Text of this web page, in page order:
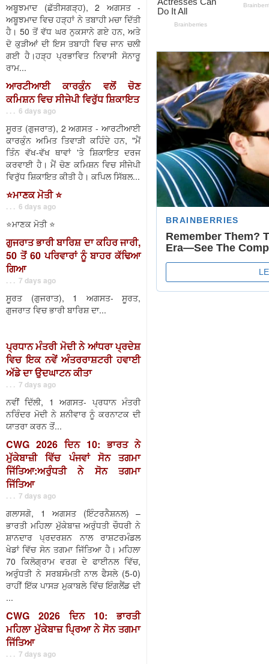
ਅਬੂਝਮਾਦ (ਛੱਤੀਸਗੜ੍ਹ), 2 ਅਗਸਤ -
ਅਬੂਝਮਾਦ ਵਿਚ ਹੜ੍ਹਾਂ ਨੇ ਤਬਾਹੀ ਮਚਾ ਦਿੱਤੀ
ਹੈ। 50 ਤੋਂ ਵੱਧ ਘਰ ਨੁਕਸਾਨੇ ਗਏ ਹਨ, ਅਤੇ
ਦੋ ਕੁੜੀਆਂ ਦੀ ਇਸ ਤਬਾਹੀ ਵਿਚ ਜਾਨ ਚਲੀ
ਗਈ ਹੈ।ਹੜ੍ਹ ਪ੍ਰਭਾਵਿਤ ਨਿਵਾਸੀ ਸੋਨਾਰੂ
ਰਾਮ...
ਆਰਟੀਆਈ ਕਾਰਕੁੰਨ ਵਲੋਂ ਚੋਣ
ਕਮਿਸ਼ਨ ਵਿਚ ਸੀਜੇਪੀ ਵਿਰੁੱਧ ਸ਼ਿਕਾਇਤ
. . . 6 days ago
ਸੂਰਤ (ਗੁਜਰਾਤ), 2 ਅਗਸਤ - ਆਰਟੀਆਈ
ਕਾਰਕੁੰਨ ਅਮਿਤ ਤਿਵਾੜੀ ਕਹਿੰਦੇ ਹਨ, "ਮੈਂ
ਤਿੰਨ ਵੱਖ-ਵੱਖ ਥਾਵਾਂ 'ਤੇ ਸ਼ਿਕਾਇਤ ਦਰਜ
ਕਰਵਾਈ ਹੈ। ਮੈਂ ਚੋਣ ਕਮਿਸ਼ਨ ਵਿਚ ਸੀਜੇਪੀ
ਵਿਰੁੱਧ ਸ਼ਿਕਾਇਤ ਕੀਤੀ ਹੈ। ਕਪਿਲ ਸਿੱਬਲ...
⭐️ਮਾਣਕ ਮੋਤੀ ⭐️
. . . 6 days ago
⭐️ਮਾਣਕ ਮੋਤੀ ⭐️
ਗੁਜਰਾਤ ਭਾਰੀ ਬਾਰਿਸ਼ ਦਾ ਕਹਿਰ ਜਾਰੀ,
50 ਤੋਂ 60 ਪਰਿਵਾਰਾਂ ਨੂੰ ਬਾਹਰ ਕੱਢਿਆ
ਗਿਆ
. . . 7 days ago
ਸੂਰਤ (ਗੁਜਰਾਤ), 1 ਅਗਸਤ- ਸੂਰਤ,
ਗੁਜਰਾਤ ਵਿਚ ਭਾਰੀ ਬਾਰਿਸ਼ ਦਾ...
ਪ੍ਰਧਾਨ ਮੰਤਰੀ ਮੋਦੀ ਨੇ ਆਂਧਰਾ ਪ੍ਰਦੇਸ਼
ਵਿਚ ਇਕ ਨਵੇਂ ਅੰਤਰਰਾਸ਼ਟਰੀ ਹਵਾਈ
ਅੱਡੇ ਦਾ ਉਦਘਾਟਨ ਕੀਤਾ
. . . 7 days ago
ਨਵੀਂ ਦਿੱਲੀ, 1 ਅਗਸਤ- ਪ੍ਰਧਾਨ ਮੰਤਰੀ
ਨਰਿੰਦਰ ਮੋਦੀ ਨੇ ਸ਼ਨੀਵਾਰ ਨੂੰ ਕਰਨਾਟਕ ਦੀ
ਯਾਤਰਾ ਕਰਨ ਤੋਂ...
CWG 2026 ਦਿਨ 10: ਭਾਰਤ ਨੇ
ਮੁੱਕੇਬਾਜ਼ੀ ਵਿੱਚ ਪੰਜਵਾਂ ਸੋਨ ਤਗਮਾ
ਜਿੱਤਿਆ:ਅਰੁੰਧਤੀ ਨੇ ਸੋਨ ਤਗਮਾ
ਜਿੱਤਿਆ
. . . 7 days ago
ਗਲਾਸਗੋ, 1 ਅਗਸਤ (ਇੰਟਰਨੈਸ਼ਨਲ) –
ਭਾਰਤੀ ਮਹਿਲਾ ਮੁੱਕੇਬਾਜ਼ ਅਰੁੰਧਤੀ ਚੌਧਰੀ ਨੇ
ਸ਼ਾਨਦਾਰ ਪ੍ਰਦਰਸ਼ਨ ਨਾਲ ਰਾਸ਼ਟਰਮੰਡਲ
ਖੇਡਾਂ ਵਿੱਚ ਸੋਨ ਤਗਮਾ ਜਿੱਤਿਆ ਹੈ। ਮਹਿਲਾ
70 ਕਿਲੋਗ੍ਰਾਮ ਵਰਗ ਦੇ ਫਾਈਨਲ ਵਿੱਚ,
ਅਰੁੰਧਤੀ ਨੇ ਸਰਬਸੰਮਤੀ ਨਾਲ ਫੈਸਲੇ (5-0)
ਰਾਹੀਂ ਇੱਕ ਪਾਸੜ ਮੁਕਾਬਲੇ ਵਿੱਚ ਇੰਗਲੈਂਡ ਦੀ
...
CWG 2026 ਦਿਨ 10: ਭਾਰਤੀ
ਮਹਿਲਾ ਮੁੱਕੇਬਾਜ਼ ਪ੍ਰਿਆ ਨੇ ਸੋਨ ਤਗਮਾ
ਜਿੱਤਿਆ
. . . 7 days ago